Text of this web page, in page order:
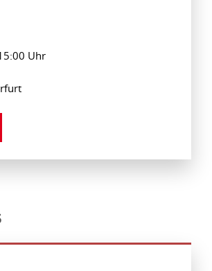
Uhr